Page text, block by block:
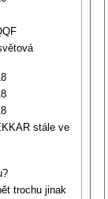
stále ve
trochu jinak